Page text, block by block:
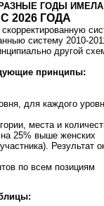
ГОДЫ
2026 ГОДА
систему 2010-
другой
принципы:
для каждого
места и
25% выше женских
Результат
по всем позициям